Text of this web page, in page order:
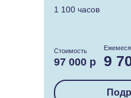
1 100 часов
9
97 000 р
Стоимость